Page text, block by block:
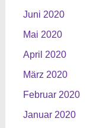
Juni 2020
Mai 2020
April 2020
März 2020
Februar 2020
Januar 2020